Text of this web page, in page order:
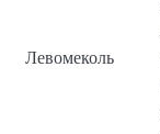
Левомеколь